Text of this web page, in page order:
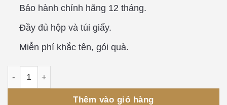
Bảo hành chính hãng 12 tháng.
Đầy đủ hộp và túi giấy.
Miễn phí khắc tên, gói quà.
Thêm vào giỏ hàng